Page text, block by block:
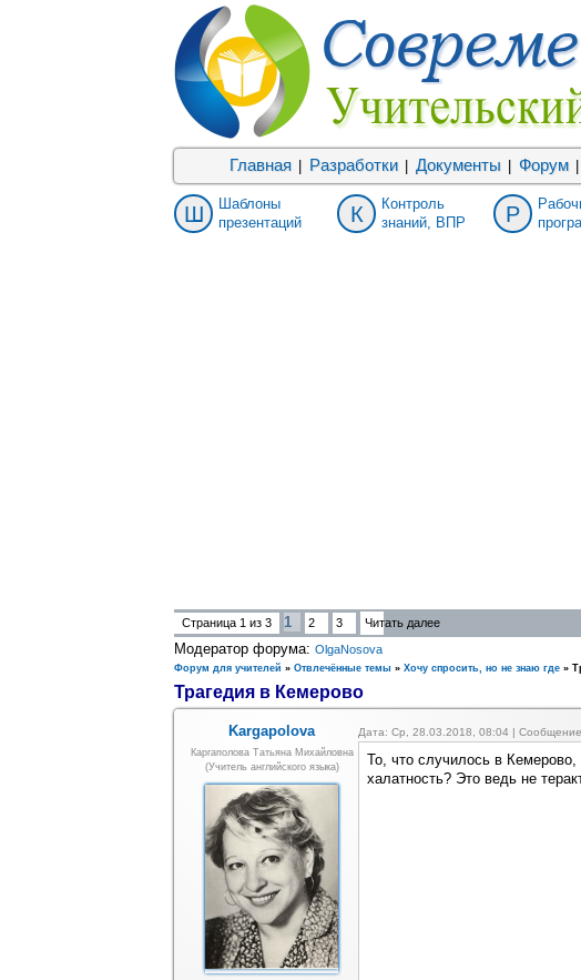
Главная Разработки Документы Форум
Ш
Шаблоны
презентаций
К
Контроль
знаний, ВПР
Р
Страница 1 из 3 1 2 3 Читать далее
Модератор форума: OlgaNosova
Форум для учителей » Отвлечённые темы » Хочу спросить, но не знаю где »
Трагедия в Кемерово
Kargapolova Дата: Ср, 28.03.2018, 08:04 |
Каргаполова Татьяна Михайловна
(учитель английского языка)
То, что случилось в
халатность? Это ведь не